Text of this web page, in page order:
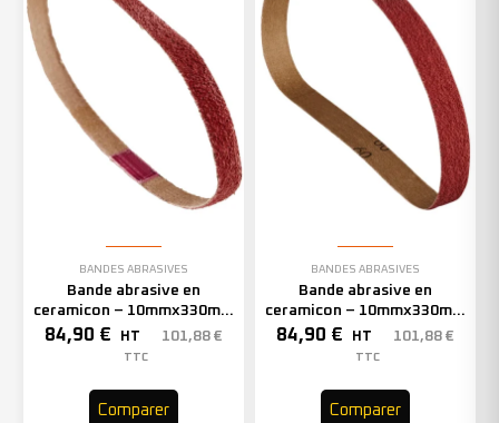
BANDES ABRASIVES
Bande abrasive en
ceramicon – 10mmx330mm
– Grain 60 – 333002 (x50)
84,90 € HT 101,88 €
TTC
Comparer
BANDES ABRASIVES
Bande abrasive en
ceramicon – 10mmx330mm
– Grain 80 – 333003 (x50)
84,90 € HT 101,88 €
TTC
Comparer